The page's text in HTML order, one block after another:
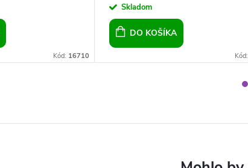
Kód: 16710
Skladom
DO KOŠÍKA
Kód: